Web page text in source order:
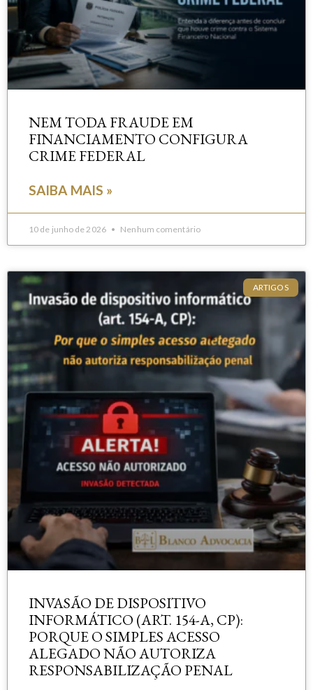
NEM TODA FRAUDE EM
FINANCIAMENTO CONFIGURA
CRIME FEDERAL
SAIBA MAIS »
10 de junho de 2026 Nenhum comentário
ARTIGOS
INVASÃO DE DISPOSITIVO
INFORMÁTICO (ART. 154-A, CP):
PORQUE O SIMPLES ACESSO
ALEGADO NÃO AUTORIZA
RESPONSABILIZAÇÃO PENAL